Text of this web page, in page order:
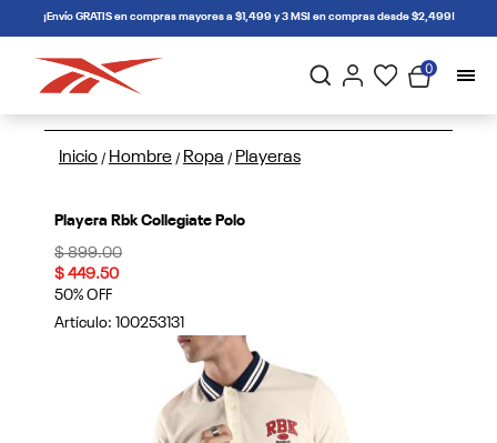
connectif¡Envío GRATIS en compras mayores a $1,499 y 3 MSI en compras desde $2,499!
0
Inicio / Hombre / Ropa / Playeras
Playera Rbk Collegiate Polo
Price reduced from
$ 899.00to
$ 449.50
50% OFF
Artículo: 100253131